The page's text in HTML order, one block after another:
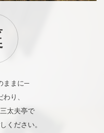
ままに─
り、
太夫亭で
ください。